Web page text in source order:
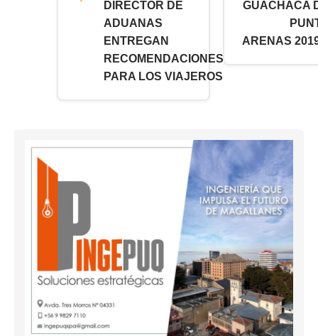
DIRECTOR DE
ADUANAS
ENTREGAN
RECOMENDACIONES
PARA LOS VIAJEROS
GUACHACA
ARENAS